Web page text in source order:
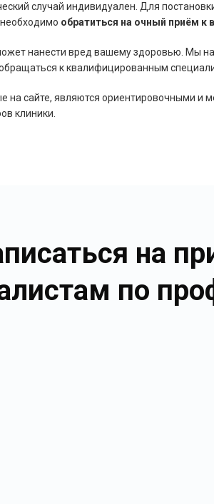
случай индивидуален. Для
обратиться на очный приём к
нанести вред вашему здоровью. Мы
к квалифицированным
на сайте, являются ориентировочными и
клиники.
на
по